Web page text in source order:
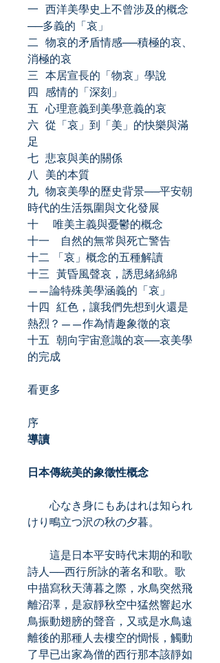
一 西洋美學史上不曾涉及的概念
──多義的「哀」
二 物哀的矛盾情感──積極的哀、
消極的哀
三 本居宣長的「物哀」學說
四 感情的「深刻」
五 心理意義到美學意義的哀
六 從「哀」到「美」的快樂與滿
足
七 悲哀與美的關係
八 美的本質
九 物哀美學的歷史背景──平安朝
時代的生活氛圍與文化發展
十 唯美主義與憂鬱的概念
十一 自然的無常與死亡警告
十二 「哀」概念的五種解讀
十三 黃昏風聲哀，誘思緒綿綿
——論特殊美學涵義的「哀」
十四 紅色，讓我們先想到火還是
熱烈？——作為情趣象徵的哀
十五 朝向宇宙意識的哀──哀美學
的完成
看更多
序
導讀
日本傳統美的象徵性概念
心なき身にもあはれは知られ
けり鴫立つ沢の秋の夕暮。
這是日本平安時代末期的和歌
詩人──西行所詠的著名和歌。歌
中描寫秋天薄暮之際，水鳥突然飛
離沼澤，是寂靜秋空中猛然響起水
鳥振動翅膀的聲音，又或是水鳥遠
離後的那種人去樓空的惆悵，觸動
了早已出家為僧的西行那本該靜如